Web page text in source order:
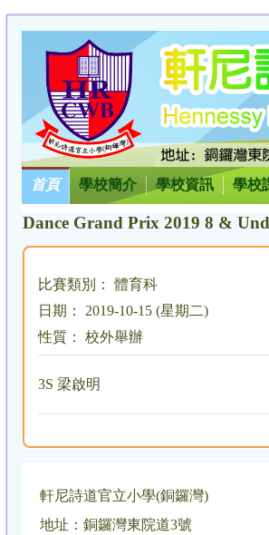
首頁 學校簡介 學校資訊 學校
Dance Grand Prix 2019 8 &
比賽類別： 體育科
日期： 2019-10-15 (星期二)
性質： 校外舉辦
3S 梁啟明
軒尼詩道官立小學(銅鑼灣)
地址：銅鑼灣東院道3號